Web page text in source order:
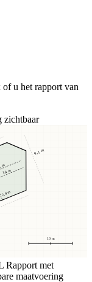
of u het rapport van
zichtbaar
10 m
2,9 m
3,4 m
m
9,1 m
Rapport met
maatvoering